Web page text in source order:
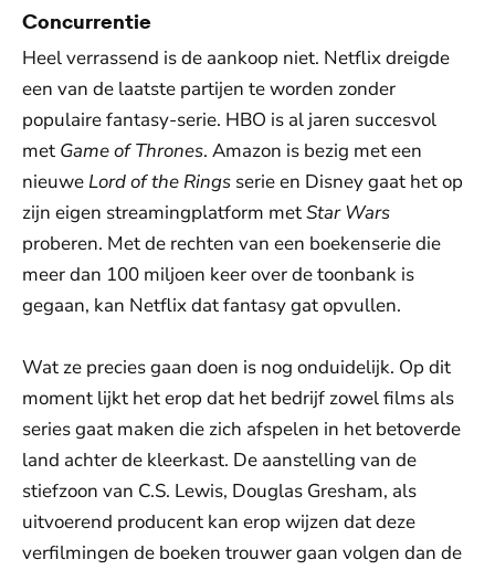
Concurrentie
Heel verrassend is de aankoop niet. Netflix dreigde
een van de laatste partijen te worden zonder
populaire fantasy-serie. HBO is al jaren succesvol
met Game of Thrones. Amazon is bezig met een
nieuwe Lord of the Rings serie en Disney gaat het op
zijn eigen streamingplatform metStar Wars
proberen. Met de rechten van een boekenserie die
meer dan 100 miljoen keer over de toonbank is
gegaan, kan Netflix dat fantasy gat opvullen.
Wat ze precies gaan doen is nog onduidelijk. Op dit
moment lijkt het erop dat het bedrijf zowel films als
series gaat maken die zich afspelen in het betoverde
land achter de kleerkast. De aanstelling van de
stiefzoon van C.S. Lewis, Douglas Gresham, als
uitvoerend producent kan erop wijzen dat deze
verfilmingen de boeken trouwer gaan volgen dan de